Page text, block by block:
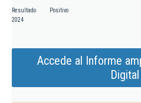
Resultado
2024
Positivo
Accede al Informe